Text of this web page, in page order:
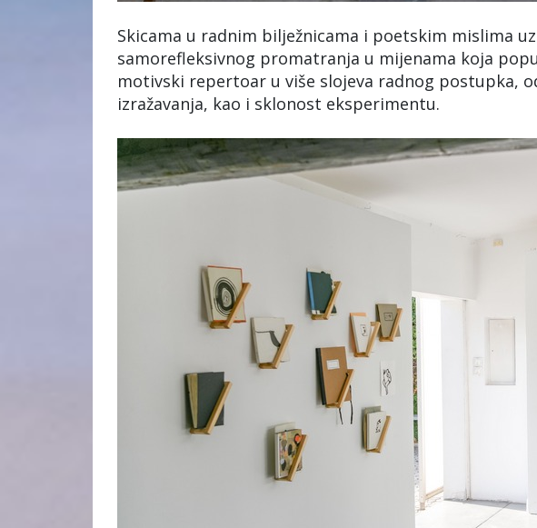
Skicama u radnim bilježnicama i poetskim mislima
samorefleksivnog promatranja u mijenama koja
motivski repertoar u više slojeva radnog postupka,
izražavanja, kao i sklonost eksperimentu.